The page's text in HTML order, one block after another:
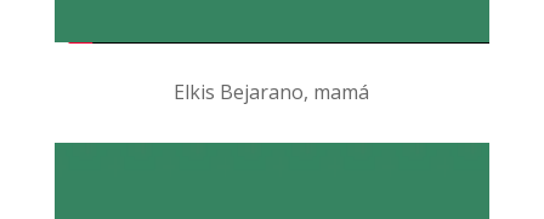
Elkis Bejarano, mamá